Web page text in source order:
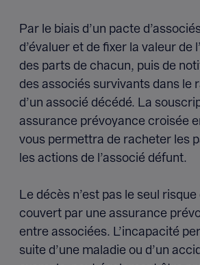
Par le biais d’un pacte
d’évaluer et de fixer la valeur de
des parts de chacun, puis de
des associés survivants dans le
d’un associé décédé. La
assurance prévoyance croisée
vous permettra de racheter les
les actions de l’associé défunt.
Le décès n’est pas le seul
couvert par une assurance
entre associées. L’incapacité
suite d’une maladie ou d’un